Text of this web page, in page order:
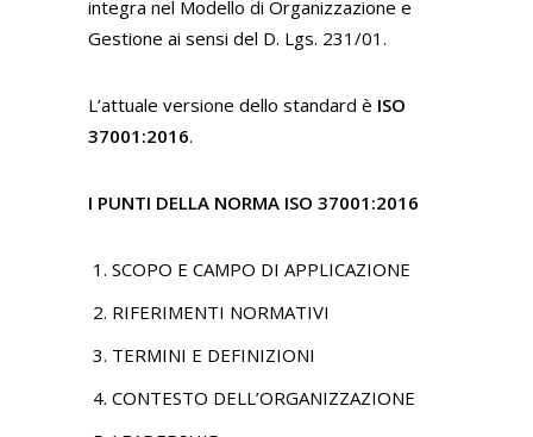
integra nel Modello di Organizzazione e
Gestione ai sensi del D. Lgs. 231/01.
L’attuale versione dello standard è ISO
37001:2016.
I PUNTI DELLA NORMA ISO 37001:2016
SCOPO E CAMPO DI APPLICAZIONE
RIFERIMENTI NORMATIVI
TERMINI E DEFINIZIONI
CONTESTO DELL’ORGANIZZAZIONE